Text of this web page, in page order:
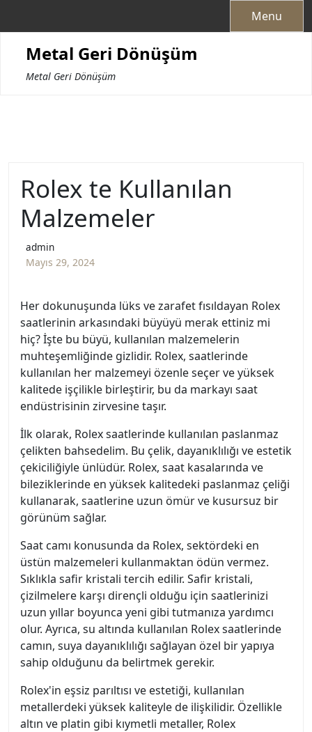
Menu
Metal Geri Dönüşüm
Metal Geri Dönüşüm
Rolex te Kullanılan
Malzemeler
admin
Mayıs 29, 2024
Her dokunuşunda lüks ve zarafet fısıldayan Rolex
saatlerinin arkasındaki büyüyü merak ettiniz mi
hiç? İşte bu büyü, kullanılan malzemelerin
muhteşemliğinde gizlidir. Rolex, saatlerinde
kullanılan her malzemeyi özenle seçer ve yüksek
kalitede işçilikle birleştirir, bu da markayı saat
endüstrisinin zirvesine taşır.
İlk olarak, Rolex saatlerinde kullanılan paslanmaz
çelikten bahsedelim. Bu çelik, dayanıklılığı ve estetik
çekiciliğiyle ünlüdür. Rolex, saat kasalarında ve
bileziklerinde en yüksek kalitedeki paslanmaz çeliği
kullanarak, saatlerine uzun ömür ve kusursuz bir
görünüm sağlar.
Saat camı konusunda da Rolex, sektördeki en
üstün malzemeleri kullanmaktan ödün vermez.
Sıklıkla safir kristali tercih edilir. Safir kristali,
çizilmelere karşı dirençli olduğu için saatlerinizi
uzun yıllar boyunca yeni gibi tutmanıza yardımcı
olur. Ayrıca, su altında kullanılan Rolex saatlerinde
camın, suya dayanıklılığı sağlayan özel bir yapıya
sahip olduğunu da belirtmek gerekir.
Rolex'in eşsiz parıltısı ve estetiği, kullanılan
metallerdeki yüksek kaliteyle de ilişkilidir. Özellikle
altın ve platin gibi kıymetli metaller, Rolex